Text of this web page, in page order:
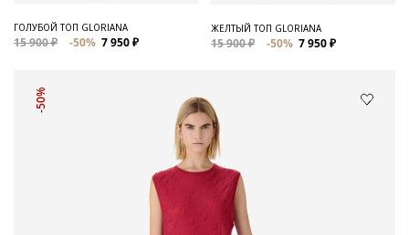
ГОЛУБОЙ ТОП GLORIANA
15 900 ₽ -50% 7 950 ₽
ЖЕЛТЫЙ ТОП GLORIANA
15 900 ₽ -50% 7 950 ₽
-50%